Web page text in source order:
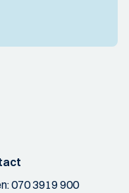
070 3919 900